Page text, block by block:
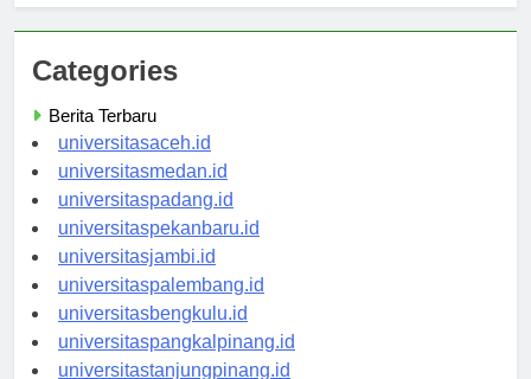
Categories
Berita Terbaru
universitasaceh.id
universitasmedan.id
universitaspadang.id
universitaspekanbaru.id
universitasjambi.id
universitaspalembang.id
universitasbengkulu.id
universitaspangkalpinang.id